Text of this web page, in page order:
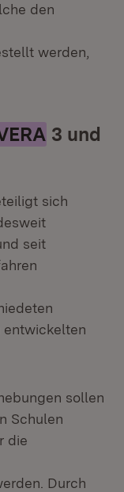
den
werden,
3 und
sich
seit
entwickelten
sollen
Schulen
die
Durch